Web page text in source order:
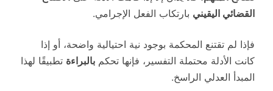
القضائي اليقيني بارتكاب الفعل الإجرامي.
فإذا لم تقتنع المحكمة بوجود نية احتيالية واضحة، أو إذا
كانت الأدلة محتملة التفسير، فإنها تحكم بالبراءة تطبيقًا لهذا
المبدأ العدلي الراسخ.